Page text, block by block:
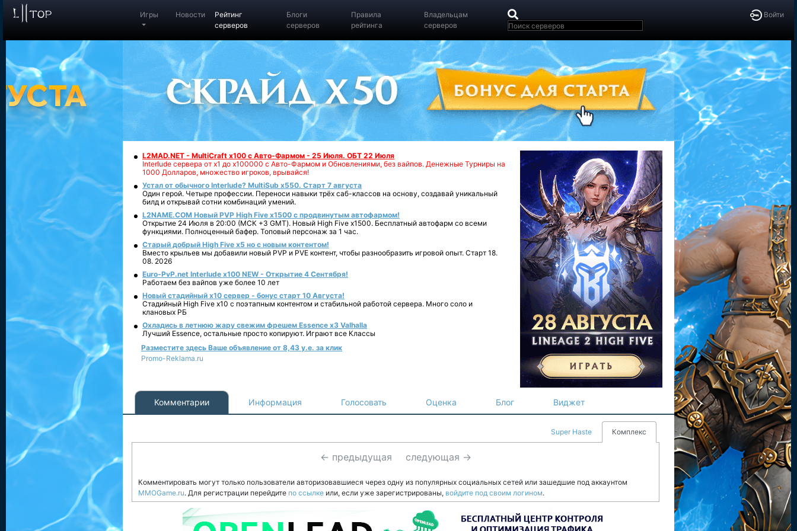
Войти
Игры Новости
Рейтинг
серверов
Блоги
серверов
Правила
рейтинга
Владельцам
серверов
L2MAD.NET - MultiCraft x100 с Авто-Фармом - 25 Июля. ОБТ 22 Июля
Interlude сервера от х1 до х100000 с Авто-Фармом и Обновлениями, без вайпов. Денежные Турниры на
1000 Долларов, множество игроков, врывайся!
Устал от обычного Interlude? MultiSub x550. Старт 7 августа
Один герой. Четыре профессии. Переноси навыки трёх саб-классов на основу, создавай уникальный
билд и открывай сотни комбинаций умений.
L2NAME.COM Новый PVP High Five x1500 с продвинутым автофармом!
Открытие 24 Июля в 20:00 (МСК +3 GMT). Новый High Five x1500. Бесплатный автофарм со всеми
функциями. Полноценный бафер. Топовый персонаж за 1 час.
Старый добрый High Five x5 но с новым контентом!
Вместо крыльев мы добавили новый PVP и PVE контент, чтобы разнообразить игровой опыт. Старт 18.
08. 2026
Euro-PvP.net Interlude х100 NEW - Открытие 4 Сентября!
Работаем без вайпов уже более 10 лет
Новый стадийный х10 сервер - бонус старт 10 Августа!
Стадийный High Five x10 с поэтапным контентом и стабильной работой сервера. Много соло и
клановых РБ
Охладись в летнюю жару свежим фрешем Essence x3 Valhalla
Лучший Essence, остальные просто копируют. Играют все Классы
Разместите здесь Ваше объявление от 8,43 у.е. за клик
Promo-Reklama.ru
Комментарии Информация Голосовать Оценка Блог Виджет
Super Haste Комплекс
← предыдущая следующая →
Комментировать могут только пользователи авторизовавшиеся через одну из популярных социальных сетей или зашедшие под аккаунтом
MMOGame.ru. Для регистрации перейдите по ссылке или, если уже зарегистрированы, войдите под своим логином.